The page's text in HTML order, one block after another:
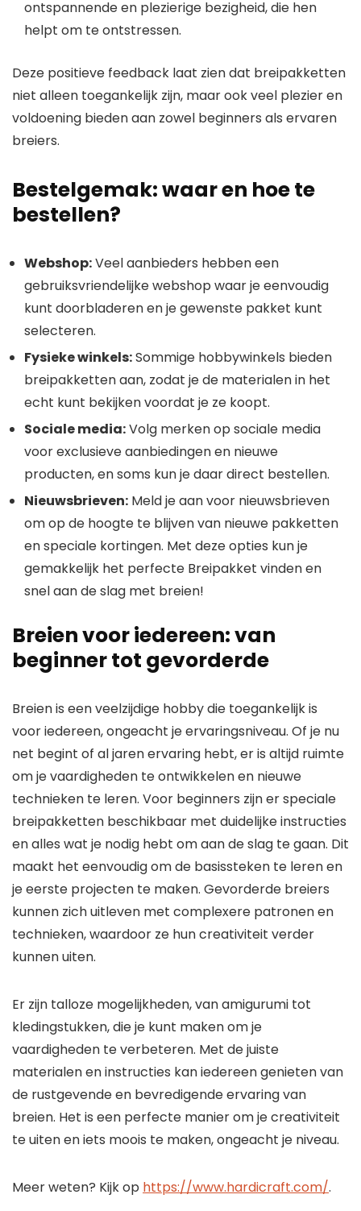
ontspannende en plezierige bezigheid, die hen
helpt om te ontstressen.
Deze positieve feedback laat zien dat breipakketten
niet alleen toegankelijk zijn, maar ook veel plezier en
voldoening bieden aan zowel beginners als ervaren
breiers.
Bestelgemak: waar en hoe te
bestellen?
Webshop:Veel aanbieders hebben een
gebruiksvriendelijke webshop waar je eenvoudig
kunt doorbladeren en je gewenste pakket kunt
selecteren.
Fysieke winkels:Sommige hobbywinkels bieden
breipakketten aan, zodat je de materialen in het
echt kunt bekijken voordat je ze koopt.
Sociale media:Volg merken op sociale media
voor exclusieve aanbiedingen en nieuwe
producten, en soms kun je daar direct bestellen.
Nieuwsbrieven: Meld je aan voor nieuwsbrieven
om op de hoogte te blijven van nieuwe pakketten
en speciale kortingen. Met deze opties kun je
gemakkelijk het perfecte Breipakket vinden en
snel aan de slag met breien!
Breien voor iedereen: van
beginner tot gevorderde
Breien is een veelzijdige hobby die toegankelijk is
voor iedereen, ongeacht je ervaringsniveau. Of je nu
net begint of al jaren ervaring hebt, er is altijd ruimte
om je vaardigheden te ontwikkelen en nieuwe
technieken te leren. Voor beginners zijn er speciale
breipakketten beschikbaar met duidelijke instructies
en alles wat je nodig hebt om aan de slag te gaan. Dit
maakt het eenvoudig om de basissteken te leren en
je eerste projecten te maken. Gevorderde breiers
kunnen zich uitleven met complexere patronen en
technieken, waardoor ze hun creativiteit verder
kunnen uiten.
Er zijn talloze mogelijkheden, van amigurumi tot
kledingstukken, die je kunt maken om je
vaardigheden te verbeteren. Met de juiste
materialen en instructies kan iedereen genieten van
de rustgevende en bevredigende ervaring van
breien. Het is een perfecte manier om je creativiteit
te uiten en iets moois te maken, ongeacht je niveau.
Meer weten? Kijk op https://www.hardicraft.com/.